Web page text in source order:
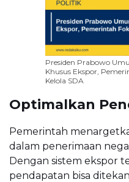
Presiden Prabowo
Khusus Ekspor,
Kelola SDA
Optimalkan
Pemerintah
dalam penerimaan
Dengan sistem ekspor
pendapatan bisa